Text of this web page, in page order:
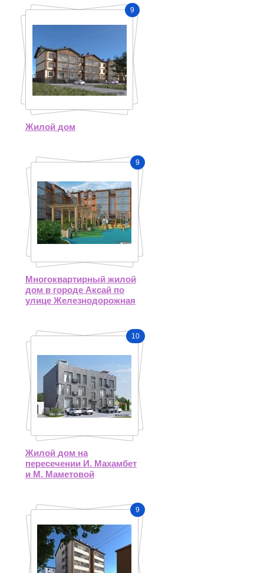
9
Жилой дом
9
Многоквартирный жилой
дом в городе Аксай по
улице Железнодорожная
10
Жилой дом на
пересечении И. Махамбет
и М. Маметовой
9